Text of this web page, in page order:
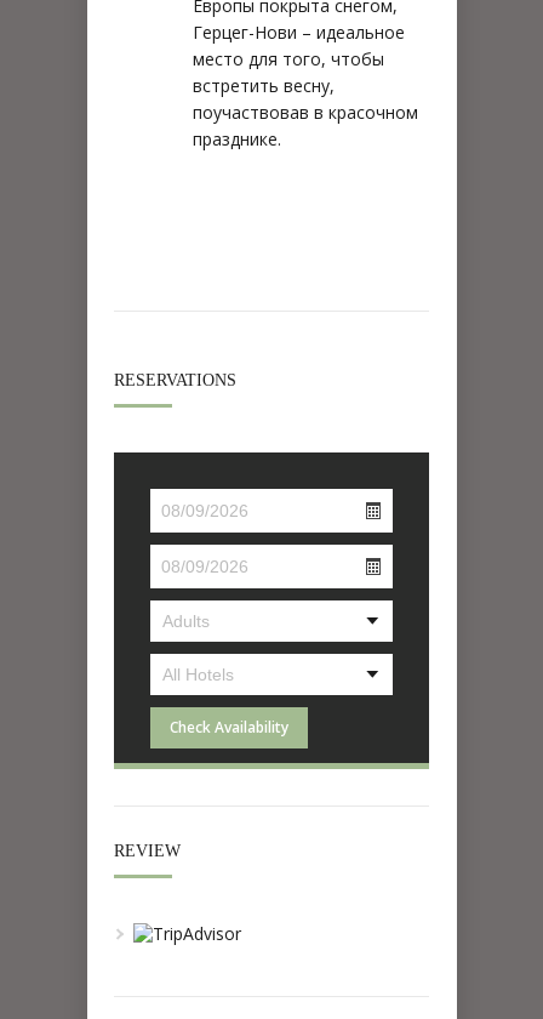
Европы покрыта снегом,
Герцег-Нови – идеальное
место для того, чтобы
встретить весну,
поучаствовав в красочном
празднике.
RESERVATIONS
Check Availability
REVIEW